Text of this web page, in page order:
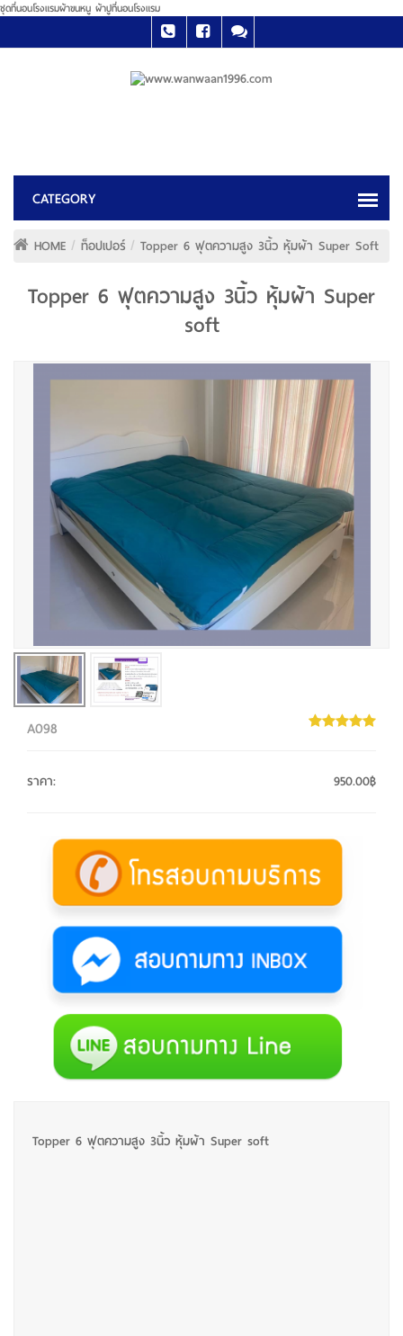
ชุดที่นอนโรงแรมผ้าขนหนู ผ้าปูที่นอนโรงแรม
HOME ท็อปเปอร์ Topper 6 ฟุตความสูง 3นิ้ว หุ้มผ้า Super Soft
Topper 6 ฟุตความสูง 3นิ้ว หุ้มผ้า Super
soft
A098
ราคา: 950.00฿
Topper 6 ฟุตความสูง 3นิ้ว หุ้มผ้า Super soft